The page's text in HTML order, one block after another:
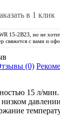
в 1 клик
15-2B23, но не
с вами и
(0)
15 л/мин.